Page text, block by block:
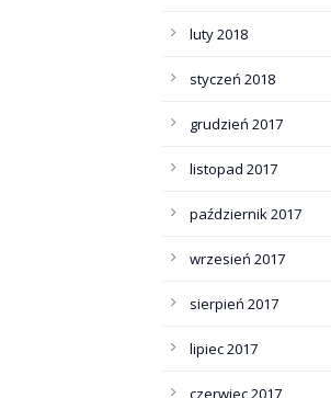
luty 2018
styczeń 2018
grudzień 2017
listopad 2017
październik 2017
wrzesień 2017
sierpień 2017
lipiec 2017
czerwiec 2017